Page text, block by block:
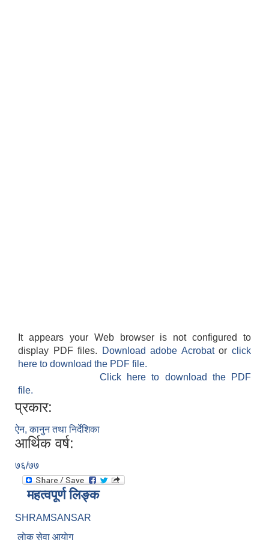
It appears your Web browser is not configured to
display PDF files.
Download adobe Acrobatorclick
here to download the PDF file.
Click here to download the PDF
file.
प्रकार:
ऐन, कानुन तथा निर्देशिका
आर्थिक वर्ष:
७६/७७
महत्वपूर्ण लिङ्क
SHRAMSANSAR
लाेक सेवा आयाेग